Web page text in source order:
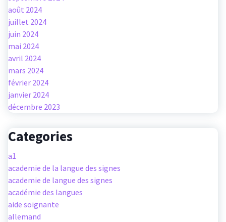
août 2024
juillet 2024
juin 2024
mai 2024
avril 2024
mars 2024
février 2024
janvier 2024
décembre 2023
Categories
a1
academie de la langue des signes
academie de langue des signes
académie des langues
aide soignante
allemand